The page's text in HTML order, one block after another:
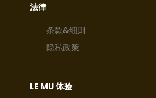
法律
条款&细则
隐私政策
LE MU 体验